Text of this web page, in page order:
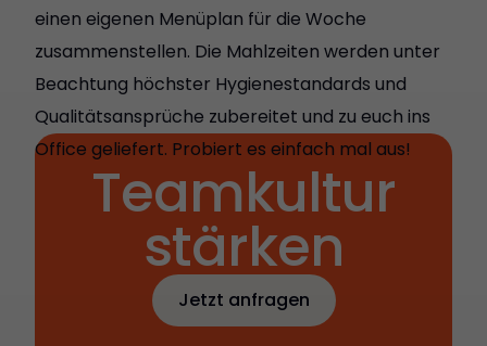
einen eigenen Menüplan für die Woche
zusammenstellen. Die Mahlzeiten werden unter
Beachtung höchster Hygienestandards und
Qualitätsansprüche zubereitet und zu euch ins
Office geliefert. Probiert es einfach mal aus!
Teamkultur
stärken
Jetzt anfragen
Jetzt Catering